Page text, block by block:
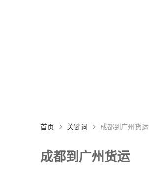
首页 关键词 成都到广州货运
成都到广州货运